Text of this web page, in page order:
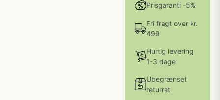
Prisgaranti -5%
Fri fragt over kr.
499
Hurtig levering
1-3 dage
Ubegrænset
returret